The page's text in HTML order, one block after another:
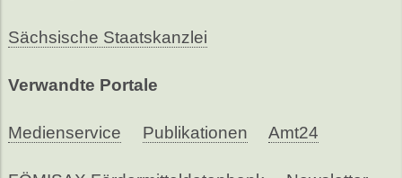
Sächsische Staatskanzlei
Verwandte Portale
Medienservice Publikationen Amt24